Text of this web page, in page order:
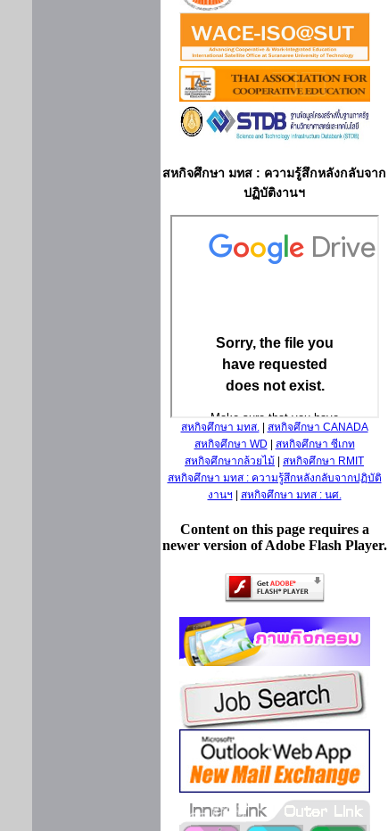
สหกิจศึกษา มทส : ความรู้สึกหลังกลับจาก
ปฏิบัติงานฯ
สหกิจศึกษา มทส.| สหกิจศึกษา CANADA
สหกิจศึกษา WD
สหกิจศึกษา ซีเกท
สหกิจศึกษากล้วยไม้
สหกิจศึกษา RMIT
สหกิจศึกษา มทส : ความรู้สึกหลังกลับจากปฏิบัติ
งานฯ
สหกิจศึกษา มทส : นศ.
Content on this page requires a
newer version of Adobe Flash Player.